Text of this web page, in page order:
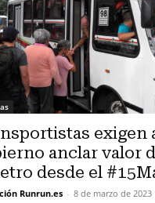
exigen
anclar valor
desde el
Runrun.es - 8 de marzo de 2023